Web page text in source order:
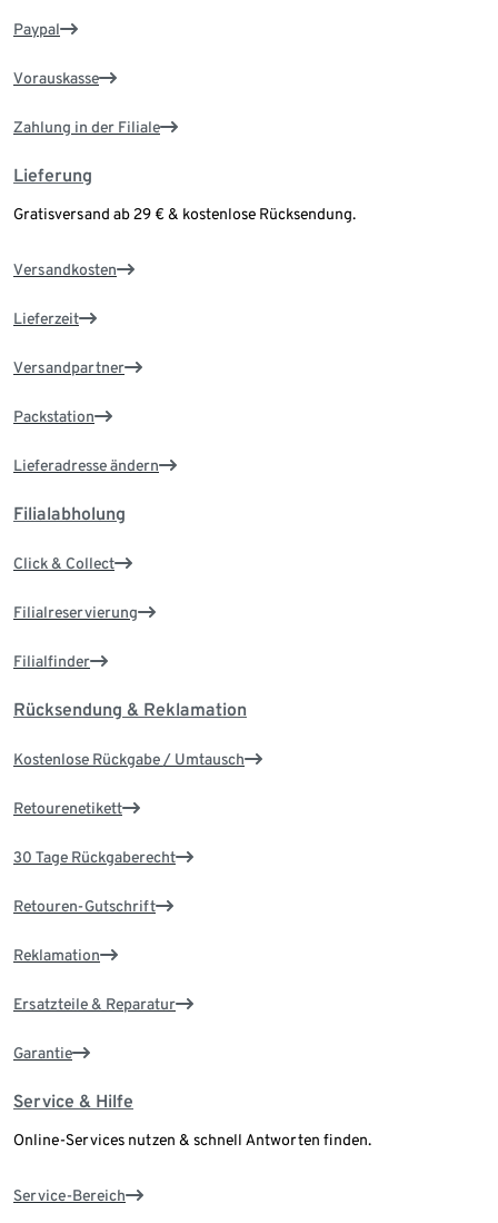
Paypal
Vorauskasse
Zahlung in der Filiale
Lieferung
Gratisversand ab 29 € & kostenlose Rücksendung.
Versandkosten
Lieferzeit
Versandpartner
Packstation
Lieferadresse ändern
Filialabholung
Click & Collect
Filialreservierung
Filialfinder
Rücksendung & Reklamation
Kostenlose Rückgabe / Umtausch
Retourenetikett
30 Tage Rückgaberecht
Retouren-Gutschrift
Reklamation
Ersatzteile & Reparatur
Garantie
Service & Hilfe
Online-Services nutzen & schnell Antworten finden.
Service-Bereich